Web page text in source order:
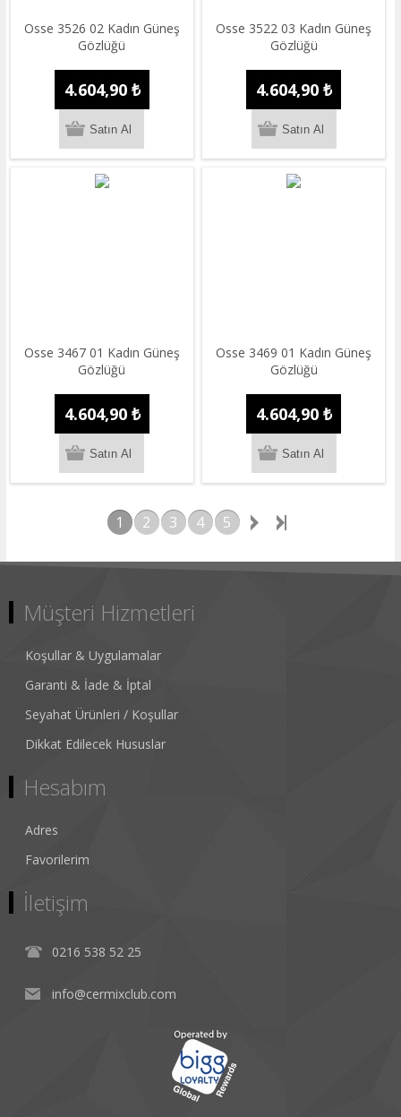
Osse 3526 02 Kadın Güneş
Gözlüğü
4.604,90 ₺
Osse 3522 03 Kadın Güneş
Gözlüğü
4.604,90 ₺
Osse 3467 01 Kadın Güneş
Gözlüğü
4.604,90 ₺
Osse 3469 01 Kadın Güneş
Gözlüğü
4.604,90 ₺
1 2 3 4 5
Müşteri Hizmetleri
Koşullar & Uygulamalar
Garanti & İade & İptal
Seyahat Ürünleri / Koşullar
Dikkat Edilecek Hususlar
Hesabım
Adres
Favorilerim
İletişim
0216 538 52 25
info@cermixclub.com